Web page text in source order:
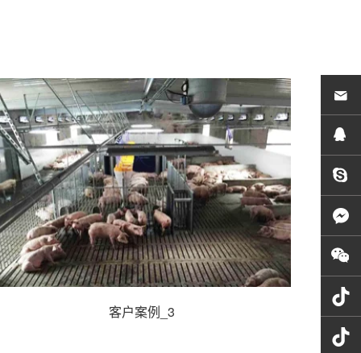
客户案例_3